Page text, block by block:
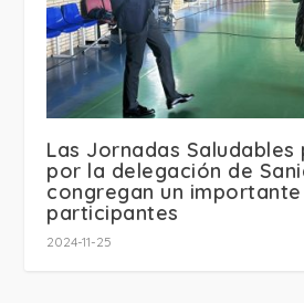
Las Jornadas
por la delegación de
congregan un
participantes
2024-11-25